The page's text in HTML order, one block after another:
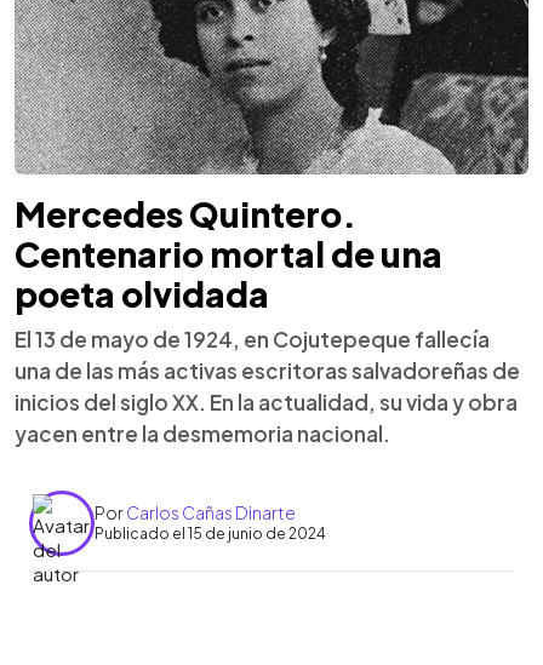
Mercedes Quintero.
Centenario mortal de una
poeta olvidada
El 13 de mayo de 1924, en Cojutepeque fallecía
una de las más activas escritoras salvadoreñas de
inicios del siglo XX. En la actualidad, su vida y obra
yacen entre la desmemoria nacional.
PorCarlos Cañas Dinarte
Publicado el 15 de junio de 2024